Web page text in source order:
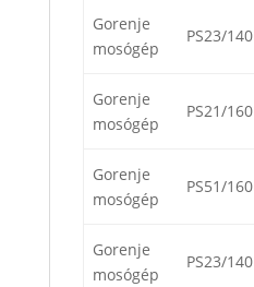
Gorenje
mosógép
PS23/140
Gorenje
mosógép
PS21/160
Gorenje
mosógép
PS51/160
Gorenje
mosógép
PS23/140